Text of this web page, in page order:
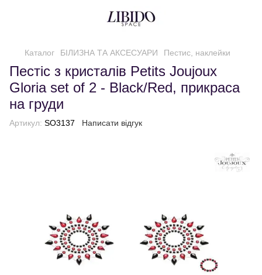
Каталог БІЛИЗНА ТА АКСЕСУАРИ Пестис, наклейки
Пестіс з кристалів Petits Joujoux
Gloria set of 2 - Black/Red, прикраса
на груди
Артикул: SO3137 Написати відгук